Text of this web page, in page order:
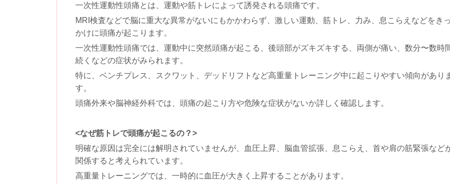
一次性運動性頭痛とは、運動や筋トレによって誘発される頭痛です。
MRI検査などで脳に重大な異常がないにもかかわらず、激しい運動、筋トレ、力み、息こらえなどをき
かけに頭痛が起こります。
一次性運動性頭痛では、運動中に突然頭痛が起こる、後頭部がズキズキする、両側が痛い、数分〜数時
続くなどの症状がみられます。
特に、ベンチプレス、スクワット、デッドリフトなど高重量トレーニング中に起こりやすい傾向があり
す。
頭痛外来や脳神経外科では、頭痛の起こり方や危険な症状がないか詳しく確認します。
<なぜ筋トレで頭痛が起こるの？>
明確な原因は完全には解明されていませんが、血圧上昇、脳血管拡張、息こらえ、首や肩の筋緊張など
関係すると考えられています。
高重量トレーニングでは、一時的に血圧が大きく上昇することがあります。